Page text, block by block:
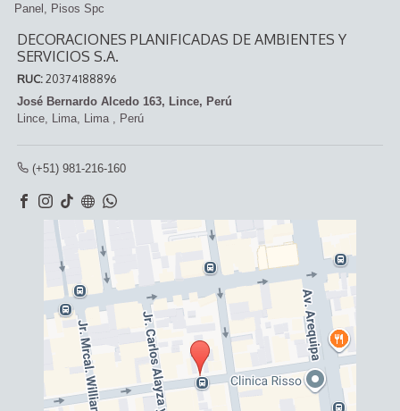
Panel
Pisos Spc
DECORACIONES PLANIFICADAS DE AMBIENTES Y
SERVICIOS S.A.
RUC:20374188896
José Bernardo Alcedo 163, Lince, Perú
Lince, Lima, Lima Perú
(+51) 981-216-160